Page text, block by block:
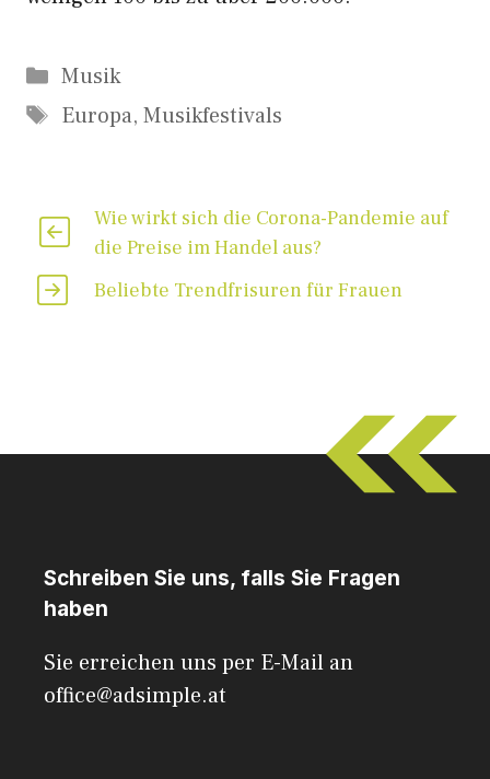
Kategorien
Musik
Schlagwörter
Europa, Musikfestivals
Wie wirkt sich die Corona-Pandemie auf
die Preise im Handel aus?
Beliebte Trendfrisuren für Frauen
Schreiben Sie uns, falls Sie Fragen
haben
Sie erreichen uns per E-Mail an
office@adsimple.at